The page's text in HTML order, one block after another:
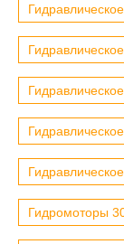
Гидромоторы